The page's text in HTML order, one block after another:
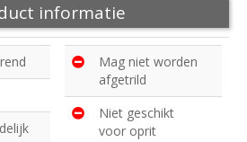
informatie
Mag niet worden
afgetrild
Niet geschikt
voor oprit